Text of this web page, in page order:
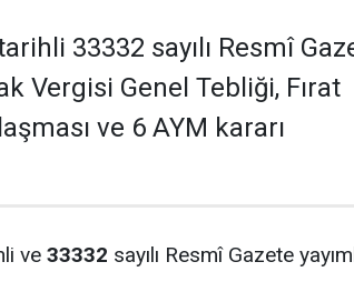
33332 sayılı Resmî
Vergisi Genel Tebliği, Fırat
ve 6 AYM kararı
ve 33332 sayılı Resmî Gazete